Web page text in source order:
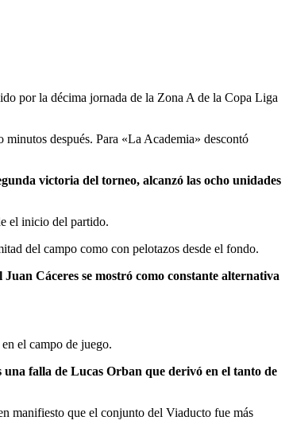
por la décima jornada de la Zona A de la Copa Liga
después. Para «La Academia» descontó
victoria del torneo, alcanzó las ocho unidades
el inicio del partido.
del campo como con pelotazos desde el fondo.
Cáceres se mostró como constante alternativa
el campo de juego.
falla de Lucas Orban que derivó en el tanto de
manifiesto que el conjunto del Viaducto fue más